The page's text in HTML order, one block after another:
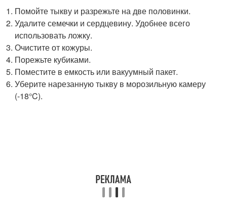
Помойте тыкву и разрежьте на две половинки.
Удалите семечки и сердцевину. Удобнее всего
использовать ложку.
Очистите от кожуры.
Порежьте кубиками.
Поместите в емкость или вакуумный пакет.
Уберите нарезанную тыкву в морозильную камеру
(-18°C).